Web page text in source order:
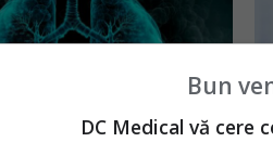
Bun
DC Medical vă cere